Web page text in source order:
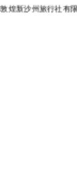
新沙州旅行社有限